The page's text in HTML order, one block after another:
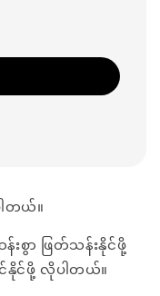
တယ်။
စွာ ဖြတ်သန်းနိုင်ဖို့
င်ဖို့ လိုပါတယ်။